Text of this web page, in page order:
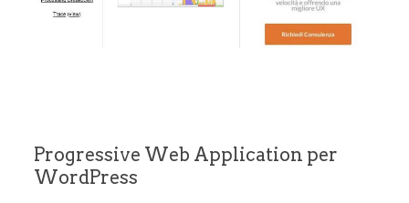
Progressive Web Application per
WordPress